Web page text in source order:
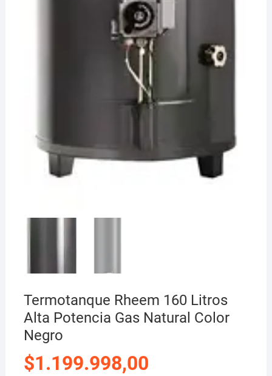
Termotanque Rheem 160 Litros
Alta Potencia Gas Natural Color
Negro
$1.199.998,00